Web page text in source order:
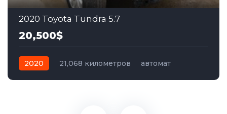
2020 Toyota Tundra 5.7
20,500$
2020 21,068 километров
автомат